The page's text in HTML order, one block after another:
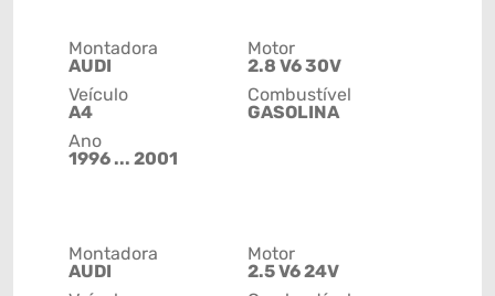
Montadora
AUDI
Veículo
A4
Ano
1996 ... 2001
Motor
2.8 V6 30V
Combustível
GASOLINA
Montadora
AUDI
Motor
2.5 V6 24V